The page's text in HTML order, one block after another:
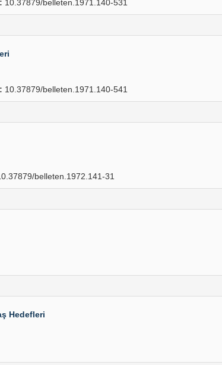
10.37879/belleten.1971.140-531
10.37879/belleten.1971.140-541
belleten.1972.141-31
Hedefleri